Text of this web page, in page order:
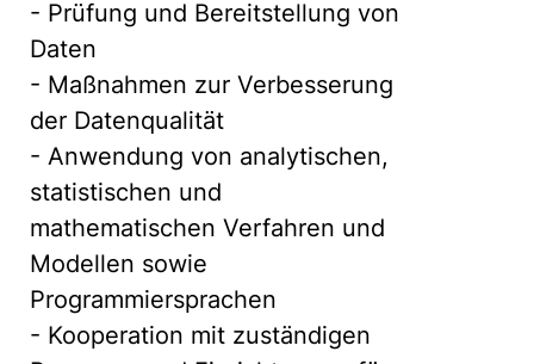
- Prüfung und Bereitstellung von
Daten
- Maßnahmen zur Verbesserung
der Datenqualität
- Anwendung von analytischen,
statistischen und
mathematischen Verfahren und
Modellen sowie
Programmiersprachen
- Kooperation mit zuständigen